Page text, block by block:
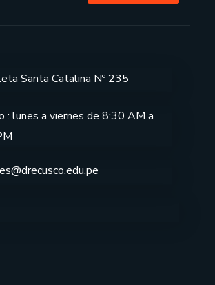
Santa Catalina Nº 235
: lunes a viernes de 8:30 AM a